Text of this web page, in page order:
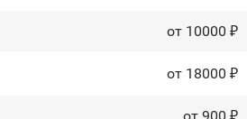
от 10000 ₽
от 18000 ₽
от 900 ₽